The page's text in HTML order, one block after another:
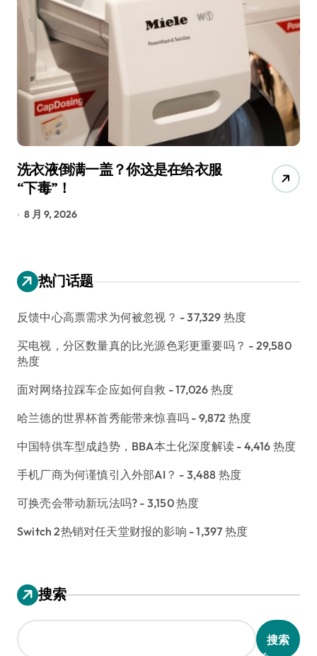
洗衣液倒满一盖？你这是在给衣服
“下毒”！
8 月 9, 2026
热门话题
反馈中心高票需求为何被忽视？ - 37,329 热度
买电视，分区数量真的比光源色彩更重要吗？ - 29,580
热度
面对网络拉踩车企应如何自救 - 17,026 热度
哈兰德的世界杯首秀能带来惊喜吗 - 9,872 热度
中国特供车型成趋势，BBA本土化深度解读 - 4,416 热度
手机厂商为何谨慎引入外部AI？ - 3,488 热度
可换壳会带动新玩法吗? - 3,150 热度
Switch 2热销对任天堂财报的影响 - 1,397 热度
搜索
搜索